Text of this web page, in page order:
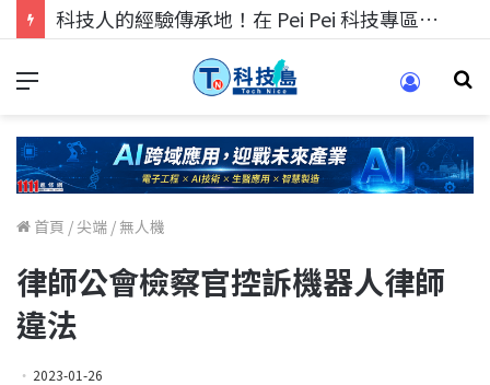
科技人的經驗傳承地！在 Pei Pei 科技專區，與學弟妹交流最硬核的技術
首頁 /尖端 / 無人機
律師公會檢察官控訴機器人律師
違法
2023-01-26